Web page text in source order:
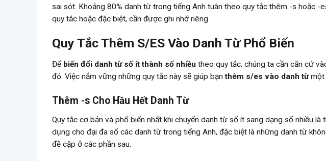
sai sót. Khoảng 80% danh từ trong tiếng Anh tuân theo quy tắc thêm -s hoặc -
quy tắc hoặc đặc biệt, cần được ghi nhớ riêng.
Quy Tắc Thêm S/ES Vào Danh Từ Phổ Biến
Để biến đổi danh từ số ít thành số nhiều theo quy tắc, chúng ta cần căn cứ
đó. Việc nắm vững những quy tắc này sẽ giúp bạnthêm s/es vào danh từmột
Thêm -s Cho Hầu Hết Danh Từ
Quy tắc cơ bản và phổ biến nhất khi chuyển danh từ số ít sang dạng số nhiều là
dụng cho đại đa số các danh từ trong tiếng Anh, đặc biệt là những danh từ
đề cập ở các phần sau.